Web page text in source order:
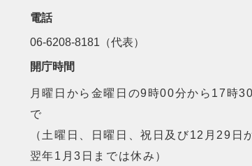
電話
06-6208-8181（代表）
開庁時間
月曜日から金曜日の9時00分から17時
で
（土曜日、日曜日、祝日及び12月29日
翌年1月3日までは休み）